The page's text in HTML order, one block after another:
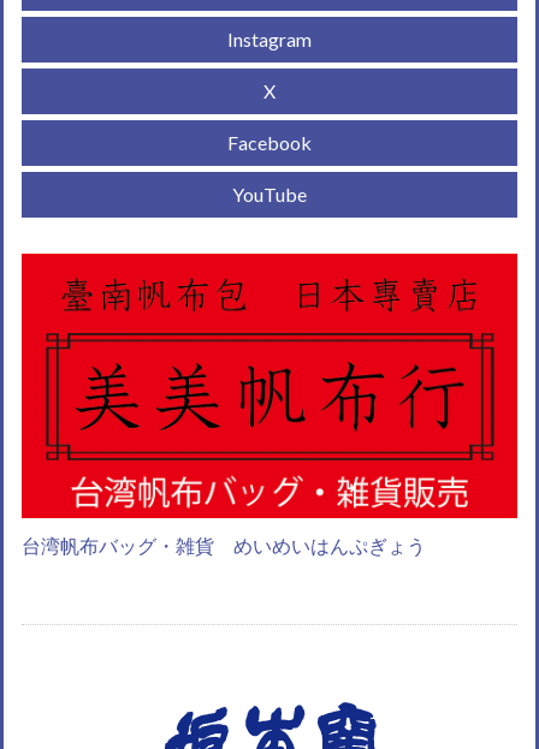
Instagram
X
Facebook
YouTube
台湾帆布バッグ・雑貨 めいめいはんぷぎょう